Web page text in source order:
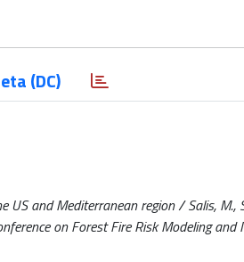
(DC)
and Mediterranean region / Salis, M.,
on Forest Fire Risk Modeling and